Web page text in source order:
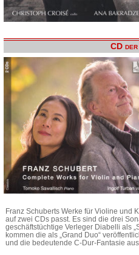
CD der
Franz Schuberts Werke für Violine und
auf zwei CDs passt. Es sind die drei
geschäftstüchtige Verleger Diabelli als
kommen die als „Grand Duo“
und die bedeutende C-Dur-Fantasie